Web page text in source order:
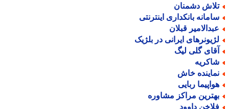
دشمنان
بانکداری اینترنتی
قبلان
ایرانی در بلژیک
گلی لیگ
خاش
ربایی
مراکز مشاوره
داوود